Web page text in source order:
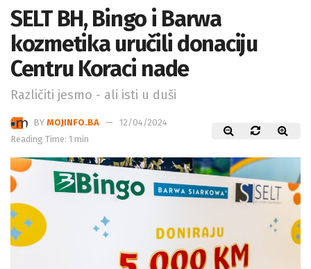
SELT BH, Bingo i Barwa
kozmetika uručili donaciju
Centru Koraci nade
Različiti jesmo - ali isti u duši
BY MOJINFO.BA
12/04/2024
Reading Time: 1 min